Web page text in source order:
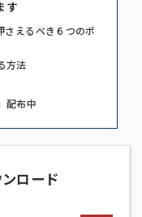
す
さえるべき６つのポ
方法
配布中
ロード